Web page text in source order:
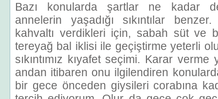
Bazı konularda şartlar ne kadar
annelerin yaşadığı sıkıntılar
kahvaltı verdikleri için, sabah süt ve
tereyağ bal iklisi ile geçiştirme yeterli
sıkıntımız kıyafet seçimi. Karar
andan itibaren onu ilgilendiren
bir gece önceden giysileri corabına